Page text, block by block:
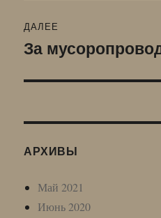
ДАЛЕЕ
Следующая
За
АРХИВЫ
Май 2021
Июнь 2020